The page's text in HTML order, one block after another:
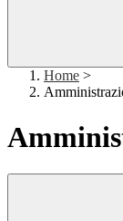
Home >